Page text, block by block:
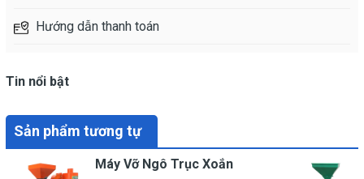
Hướng dẫn thanh toán
Tin nổi bật
Sản phẩm tương tự
Máy Vỡ Ngô Trục Xoắn